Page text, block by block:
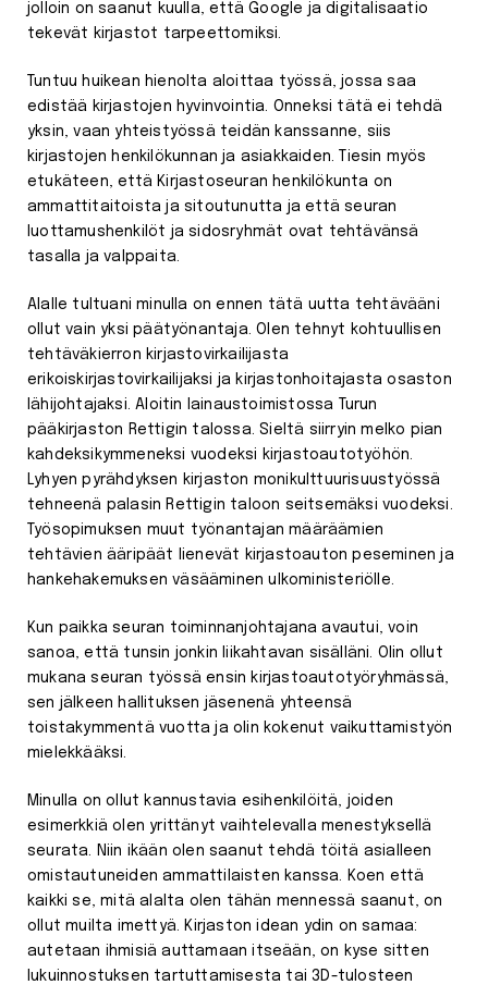
jolloin on saanut kuulla, että Google ja digitalisaatio
tekevät kirjastot tarpeettomiksi.
Tuntuu huikean hienolta aloittaa työssä, jossa saa
edistää kirjastojen hyvinvointia. Onneksi tätä ei tehdä
yksin, vaan yhteistyössä teidän kanssanne, siis
kirjastojen henkilökunnan ja asiakkaiden. Tiesin myös
etukäteen, että Kirjastoseuran henkilökunta on
ammattitaitoista ja sitoutunutta ja että seuran
luottamushenkilöt ja sidosryhmät ovat tehtävänsä
tasalla ja valppaita.
Alalle tultuani minulla on ennen tätä uutta tehtävääni
ollut vain yksi päätyönantaja. Olen tehnyt kohtuullisen
tehtäväkierron kirjastovirkailijasta
erikoiskirjastovirkailijaksi ja kirjastonhoitajasta osaston
lähijohtajaksi. Aloitin lainaustoimistossa Turun
pääkirjaston Rettigin talossa. Sieltä siirryin melko pian
kahdeksikymmeneksi vuodeksi kirjastoautotyöhön.
Lyhyen pyrähdyksen kirjaston monikulttuurisuustyössä
tehneenä palasin Rettigin taloon seitsemäksi vuodeksi.
Työsopimuksen muut työnantajan määräämien
tehtävien ääripäät lienevät kirjastoauton peseminen ja
hankehakemuksen väsääminen ulkoministeriölle.
Kun paikka seuran toiminnanjohtajana avautui, voin
sanoa, että tunsin jonkin liikahtavan sisälläni. Olin ollut
mukana seuran työssä ensin kirjastoautotyöryhmässä,
sen jälkeen hallituksen jäsenenä yhteensä
toistakymmentä vuotta ja olin kokenut vaikuttamistyön
mielekkääksi.
Minulla on ollut kannustavia esihenkilöitä, joiden
esimerkkiä olen yrittänyt vaihtelevalla menestyksellä
seurata. Niin ikään olen saanut tehdä töitä asialleen
omistautuneiden ammattilaisten kanssa. Koen että
kaikki se, mitä alalta olen tähän mennessä saanut, on
ollut muilta imettyä. Kirjaston idean ydin on samaa:
autetaan ihmisiä auttamaan itseään, on kyse sitten
lukuinnostuksen tartuttamisesta tai 3D-tulosteen